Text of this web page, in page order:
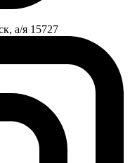
а/я 15727